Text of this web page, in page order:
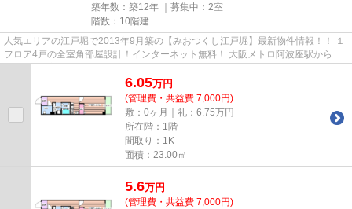
築年数：築12年 ｜募集中： 2室
階数：10階建
人気エリアの江戸堀で2013年9月築の【みおつくし江戸堀】最新物件情報！！ １
フロア4戸の全室角部屋設計！インターネット無料！ 大阪メトロ阿波座駅から徒
6.05万円
(管理費・共益費 7,000円)
敷：0ヶ月｜礼：6.75万円
所在階：1階
間取り：1K
面積：23.00㎡
5.6万円
(管理費・共益費 7,000円)